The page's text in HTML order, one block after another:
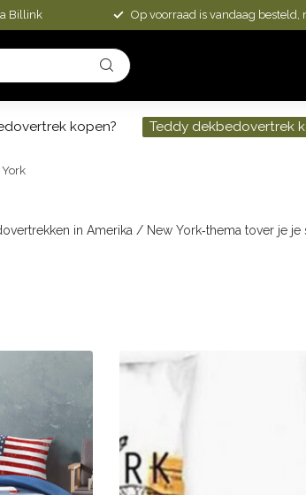
Billink Op voorraad is vandaag besteld,
kopen? Teddy dekbedovertrek
in Amerika / New York‑thema tover je